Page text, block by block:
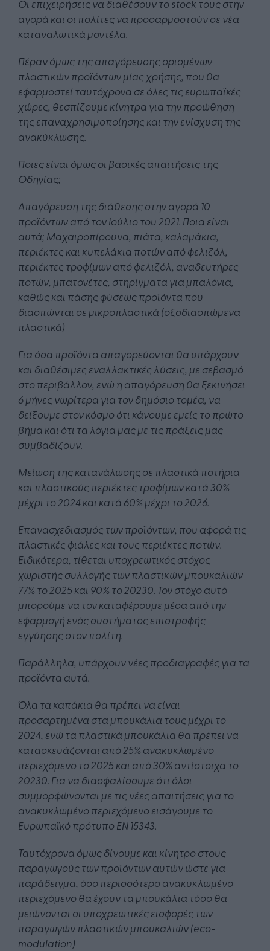
Οι επιχειρήσεις να διαθέσουν το stock τους στην
αγορά και οι πολίτες να προσαρμοστούν σε νέα
καταναλωτικά μοντέλα.
Πέραν όμως της απαγόρευσης ορισμένων
πλαστικών προϊόντων μίας χρήσης, που θα
εφαρμοστεί ταυτόχρονα σε όλες τις ευρωπαϊκές
χώρες, θεσπίζουμε κίνητρα για την προώθηση
της επαναχρησιμοποίησης και την ενίσχυση της
ανακύκλωσης.
Ποιες είναι όμως οι βασικές απαιτήσεις της
Οδηγίας;
Απαγόρευση της διάθεσης στην αγορά 10
προϊόντων από τον Ιούλιο του 2021. Ποια είναι
αυτά; Μαχαιροπίρουνα, πιάτα, καλαμάκια,
περιέκτες και κυπελάκια ποτών από φελιζόλ,
περιέκτες τροφίμων από φελιζόλ, αναδευτήρες
ποτών, μπατονέτες, στηρίγματα για μπαλόνια,
καθώς και πάσης φύσεως προϊόντα που
διασπώνται σε μικροπλαστικά (οξοδιασπώμενα
πλαστικά)
Για όσα προϊόντα απαγορεύονται θα υπάρχουν
και διαθέσιμες εναλλακτικές λύσεις, με σεβασμό
στο περιβάλλον, ενώ η απαγόρευση θα ξεκινήσει
6 μήνες νωρίτερα για τον δημόσιο τομέα, να
δείξουμε στον κόσμο ότι κάνουμε εμείς το πρώτο
βήμα και ότι τα λόγια μας με τις πράξεις μας
συμβαδίζουν.
Μείωση της κατανάλωσης σε πλαστικά ποτήρια
και πλαστικούς περιέκτες τροφίμων κατά 30%
μέχρι το 2024 και κατά 60% μέχρι το 2026.
Επανασχεδιασμός των προϊόντων, που αφορά τις
πλαστικές φιάλες και τους περιέκτες ποτών.
Ειδικότερα, τίθεται υποχρεωτικός στόχος
χωριστής συλλογής των πλαστικών μπουκαλιών
77% το 2025 και 90% το 20230. Τον στόχο αυτό
μπορούμε να τον καταφέρουμε μέσα από την
εφαρμογή ενός συστήματος επιστροφής
εγγύησης στον πολίτη.
Παράλληλα, υπάρχουν νέες προδιαγραφές για τα
προϊόντα αυτά.
Όλα τα καπάκια θα πρέπει να είναι
προσαρτημένα στα μπουκάλια τους μέχρι το
2024, ενώ τα πλαστικά μπουκάλια θα πρέπει να
κατασκευάζονται από 25% ανακυκλωμένο
περιεχόμενο το 2025 και από 30% αντίστοιχα το
20230. Για να διασφαλίσουμε ότι όλοι
συμμορφώνονται με τις νέες απαιτήσεις για το
ανακυκλωμένο περιεχόμενο εισάγουμε το
Ευρωπαϊκό πρότυπο ΕΝ 15343.
Ταυτόχρονα όμως δίνουμε και κίνητρο στους
παραγωγούς των προϊόντων αυτών ώστε για
παράδειγμα, όσο περισσότερο ανακυκλωμένο
περιεχόμενο θα έχουν τα μπουκάλια τόσο θα
μειώνονται οι υποχρεωτικές εισφορές των
παραγωγών πλαστικών μπουκαλιών (eco-
modulation)